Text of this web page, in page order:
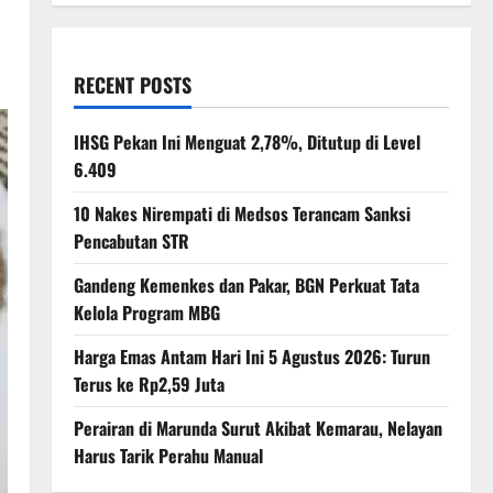
RECENT POSTS
IHSG Pekan Ini Menguat 2,78%, Ditutup di Level
6.409
10 Nakes Nirempati di Medsos Terancam Sanksi
Pencabutan STR
Gandeng Kemenkes dan Pakar, BGN Perkuat Tata
Kelola Program MBG
Harga Emas Antam Hari Ini 5 Agustus 2026: Turun
Terus ke Rp2,59 Juta
Perairan di Marunda Surut Akibat Kemarau, Nelayan
Harus Tarik Perahu Manual